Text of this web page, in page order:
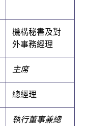
機構秘書及對
外事務經理
主席
總經理
執行董事兼總